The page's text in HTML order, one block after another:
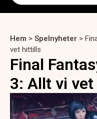
Hem > Spelnyheter >
vet hittills
Final
3: Allt vi